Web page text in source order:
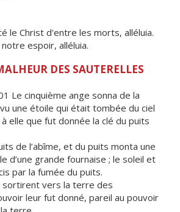
le Christ d'entre les morts, alléluia.
espoir, alléluia.
DES SAUTERELLES
Le cinquième ange sonna de la
une étoile qui était tombée du ciel
elle que fut donnée la clé du puits
de l’abîme, et du puits monta une
d’une grande fournaise ; le soleil et
par la fumée du puits.
sortirent vers la terre des
leur fut donné, pareil au pouvoir